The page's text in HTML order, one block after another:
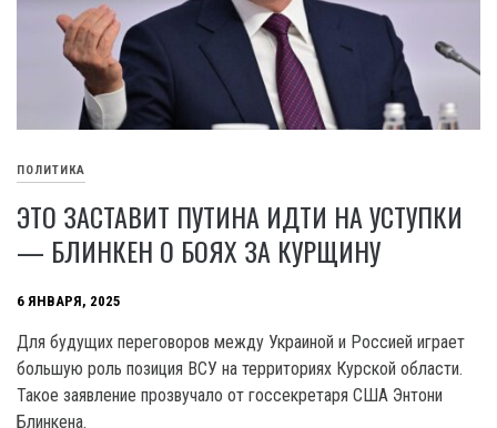
ПОЛИТИКА
ЭТО ЗАСТАВИТ ПУТИНА ИДТИ НА УСТУПКИ
— БЛИНКЕН О БОЯХ ЗА КУРЩИНУ
6 ЯНВАРЯ, 2025
Для будущих переговоров между Украиной и Россией играет
большую роль позиция ВСУ на территориях Курской области.
Такое заявление прозвучало от госсекретаря США Энтони
Блинкена.